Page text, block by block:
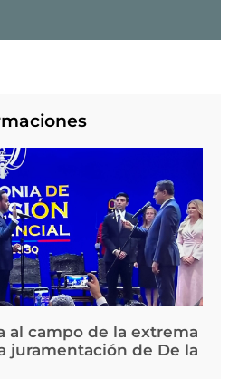
al campo de la extrema
juramentación de De la